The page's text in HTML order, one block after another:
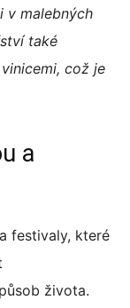
v malebných
také
což je
a
festivaly, které
života.